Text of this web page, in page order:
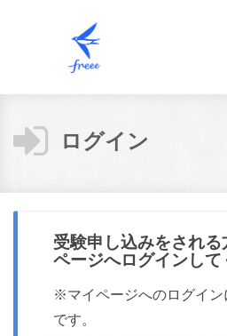
ログイン
受験申し込みをされ
ページへログインして
※マイページへのログイ
です。